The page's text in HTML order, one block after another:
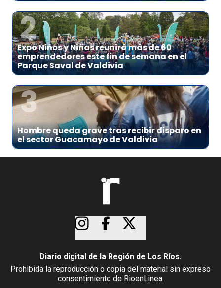
2
Expo Niños y Niñas reunirá más de 60
emprendedores este fin de semana en el
Parque Saval de Valdivia
3
Hombre queda grave tras recibir disparo en
el sector Guacamayo de Valdivia
Diario digital de la Región de Los Ríos.
Prohibida la reproducción o copia del material sin expreso
consentimiento de RioenLinea.